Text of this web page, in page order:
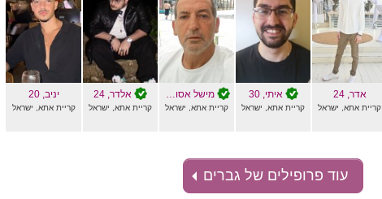
אדר, 24
קריית אתא, ישראל
איתי, 30
קריית אתא, ישראל
מישל אסולין
קריית אתא, ישראל
אלדר, 24
קריית אתא, ישראל
יניב, 20
קריית אתא, ישראל
עוד פרופילים של גברים